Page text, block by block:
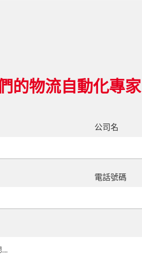
的物流自動化專家
公司名
電話號碼